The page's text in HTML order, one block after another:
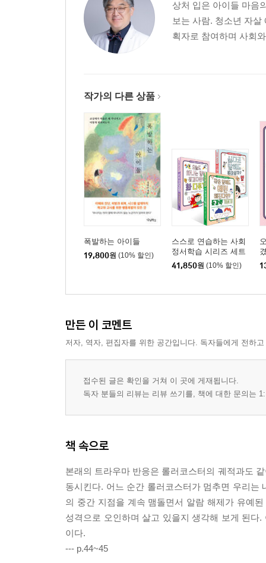
상처 입은 아이들 마음
보는 사람. 청소년 자
획자로 참여하며 사회
작가의 다른 상품
폭발하는 아이들
19,800원 (10% 할인)
스스로 연습하는 사회
정서학습 시리즈 세트
41,850원 (10% 할인)
만든 이 코멘트
저자, 역자, 편집자를 위한 공간입니다. 독자들에게 전하
접수된 글은 확인을 거쳐 이 곳에 게재됩니다.
독자 분들의 리뷰는 리뷰 쓰기를, 책에 대한 문의는
책 속으로
본래의 트라우마 반응은 롤러코스터의 궤적과도
동시킨다. 어느 순간 롤러코스터가 멈추면 우리
의 중간 지점을 계속 맴돌면서 알람 해제가 유예
성격으로 오인하며 살고 있을지 생각해 보게 된
이다.
--- p.44~45